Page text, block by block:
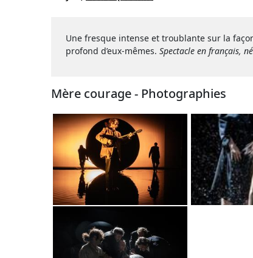
Une fresque intense et troublante sur la
profond d’eux-mêmes. Spectacle en français,
Mère courage - Photographies